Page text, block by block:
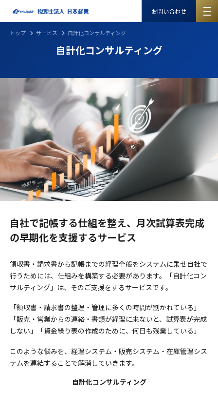
お問い合わせ
トップ サービス 自計化コンサルティング
自計化コンサルティング
自社で記帳する仕組を整え、月次試算表完成
の早期化を支援するサービス
領収書・請求書から記帳までの経理全般をシステムに乗せ自社で
行うためには、仕組みを構築する必要があります。「自計化コン
サルティング」は、そのご支援をするサービスです。
「領収書・請求書の整理・管理に多くの時間が割かれている」
「販売・営業からの連絡・書類が経理に来ないと、試算表が完成
しない」「資金繰り表の作成のために、何日も残業している」
このような悩みを、経理システム・販売システム・在庫管理シス
テムを連結することで解消していきます。
自計化コンサルティング